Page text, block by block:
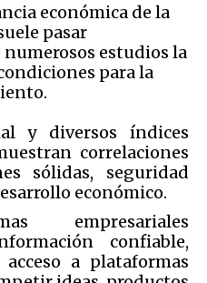
económica de la
pasar
estudios la
para la
y diversos índices
correlaciones
sólidas, seguridad
económico.
empresariales
confiable,
a plataformas